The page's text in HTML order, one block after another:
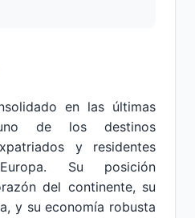
en las últimas
de los destinos
y residentes
Su posición
del continente, su
y su economía robusta